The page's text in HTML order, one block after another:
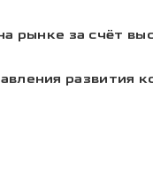
рынке за счёт
развития